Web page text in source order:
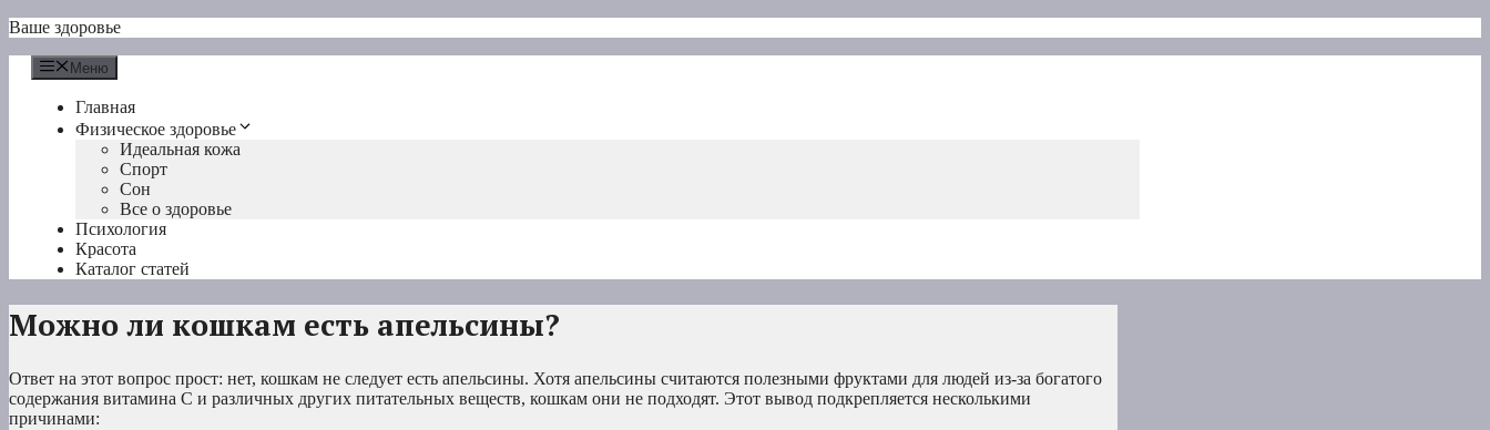
Перейти
содержимому
Ваше здоровье
Меню
Главная
Физическое здоровье
Идеальная кожа
Спорт
Сон
Все о здоровье
Психология
Красота
Каталог статей
Можно ли кошкам есть апельсины?
Ответ на этот вопрос прост: нет, кошкам не следует есть апельсины. Хотя апельсины считаются полезными фруктами для людей из-за богатого
содержания витамина С и различных других питательных веществ, кошкам они не подходят. Этот вывод подкрепляется несколькими
причинами: